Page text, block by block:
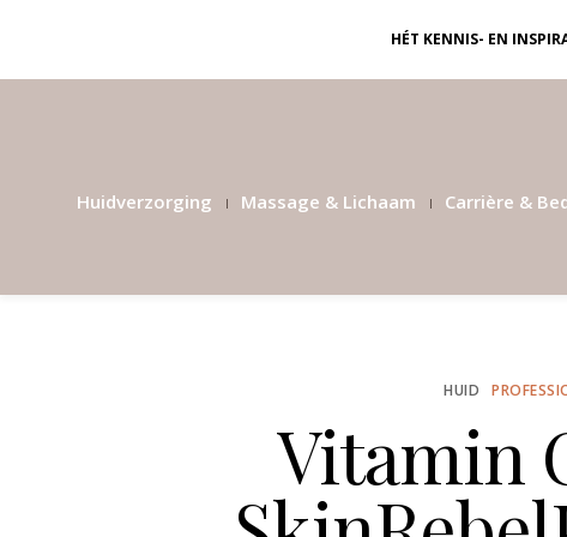
HÉT KENNIS- EN
Huidverzorging Massage & Lichaam Carrière &
HUID
Vitamin